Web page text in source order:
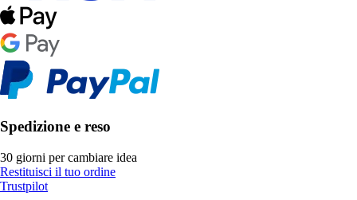
Spedizione e reso
30 giorni per cambiare idea
Restituisci il tuo ordine
Trustpilot